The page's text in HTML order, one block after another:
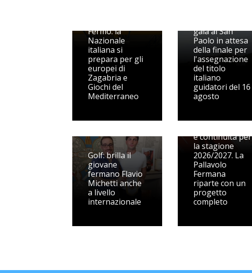
Fermo: la
Nazionale
italiana si
prepara per gli
europei di
Zagabria e
Giochi del
Mediterraneo
gala al San
Paolo in attesa
della finale per
l'assegnazione
del titolo
italiano
guidatori del 16
agosto
Golf: brilla il
giovane
fermano Flavio
Michetti anche
a livello
internazionale
alle prime
e continuità per
la stagione
2026/2027. La
Pallavolo
Fermana
riparte con un
progetto
completo